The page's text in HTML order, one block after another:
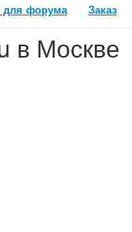
для форума Заказ
в Москве